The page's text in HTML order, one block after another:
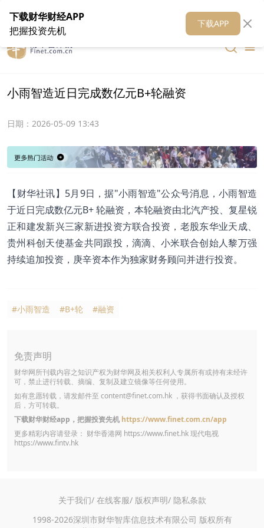
在线客服 关于我们 财华媒体矩阵 财华智库
​小雨智造近日完成数亿元B+轮融资
日期： 2026-05-09 13:43
​【财华社讯】5月9日，据"小雨智造"公众号消息，小雨智造
于近日完成数亿元B+ 轮融资，本轮融资由北汽产投、复星锐
正和建发新兴三家新进投资方联合投资，老股东华业天成、
贵州科创天使基金共同跟投，滴滴、小米联合创始人黎万强
持续追加投资，庚辛资本作为独家财务顾问并进行投资。
#小雨智造 #B+轮 #融资
免责声明
财华网所刊载内容之知识产权为财华网及相关权利人专属所有或持有未经许
可，禁止进行转载、摘编、复制及建立镜像等任何使用。
如有意愿转载，请发邮件至 content@finet.com.hk ，获得书面确认及授权
后，方可转载。
下载财华财经app，把握投资先机 https://www.finet.com.cn/app
更多精彩内容请登录： 财华香港网 https://www.finet.hk现代电视
https://www.fintv.hk
关于我们/ 在线客服/ 版权声明/ 隐私条款
1998-2026深圳市财华智库信息技术有限公司 版权所有
下载财华财经APP
把握投资先机
下载APP